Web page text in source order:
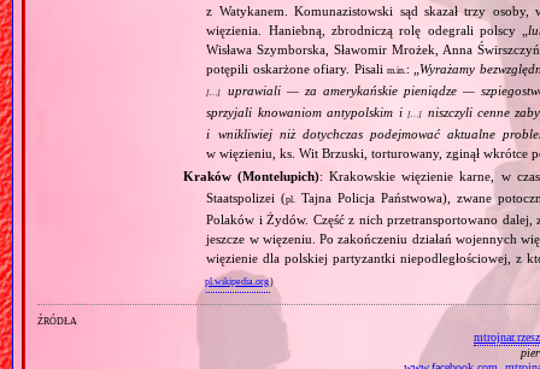
z Watykanem. Komunazistowski sąd skazał trzy
więzienia. Haniebną, zbrodniczą rolę odegrali polscy „
Wisława Szymborska, Sławomir Mrożek, Anna
potępili oskarżone ofiary. Pisalim.in. : „Wyrażamy
[…]
uprawiali — za amerykańskie pieniądze —
sprzyjali knowaniom antypolskim i[…]
niszczyli cenne
i wnikliwiej niż dotychczas podejmować aktualne
w więzieniu, ks. Wit Brzuski, torturowany, zginął wkrótce
Kraków (Montelupich): Krakowskie więzienie karne, w
Staatspolizei (pl.
Tajna Policja Państwowa), zwane
Polaków i Żydów. Część z nich przetransportowano dalej,
jeszcze w więzeniu. Po zakończeniu działań wojennych
więzienie dla polskiej partyzantki niepodległościowej, z
pl.wikipedia.org)
źródła